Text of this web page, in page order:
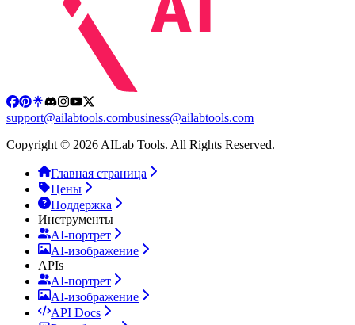
support@ailabtools.combusiness@ailabtools.com
Copyright © 2026 AILab Tools. All Rights Reserved.
Главная страница
Цены
Поддержка
Инструменты
AI-портрет
AI-изображение
APIs
AI-портрет
AI-изображение
API Docs